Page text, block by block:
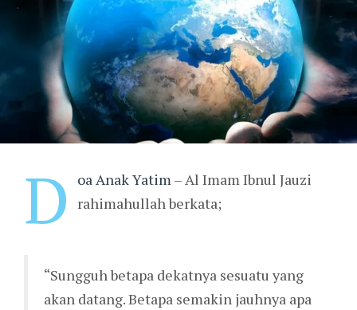
D oa Anak Yatim– Al Imam Ibnul Jauzi
rahimahullah berkata;
“Sungguh betapa dekatnya sesuatu yang
akan datang. Betapa semakin jauhnya apa